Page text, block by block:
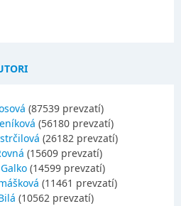
(87539 prevzatí)
(56180 prevzatí)
(26182 prevzatí)
(15609 prevzatí)
(14599 prevzatí)
(11461 prevzatí)
(10562 prevzatí)